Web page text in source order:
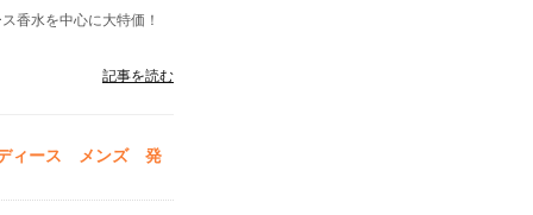
香水を中心に大特価！
記事を読む
ィース メンズ 発